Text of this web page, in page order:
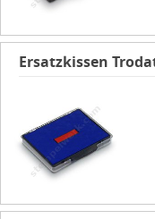
Ersatzkissen